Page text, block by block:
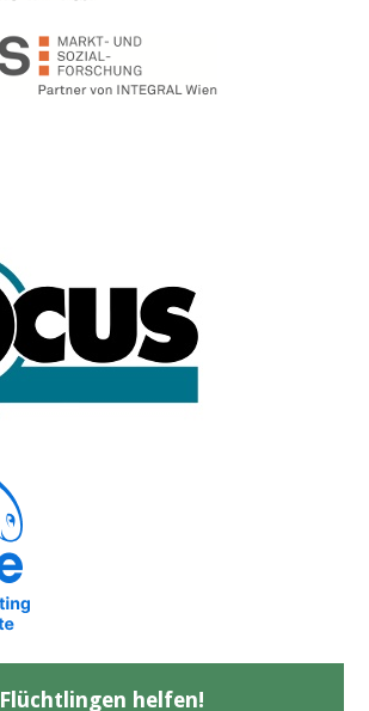
Flüchtlingen helfen!